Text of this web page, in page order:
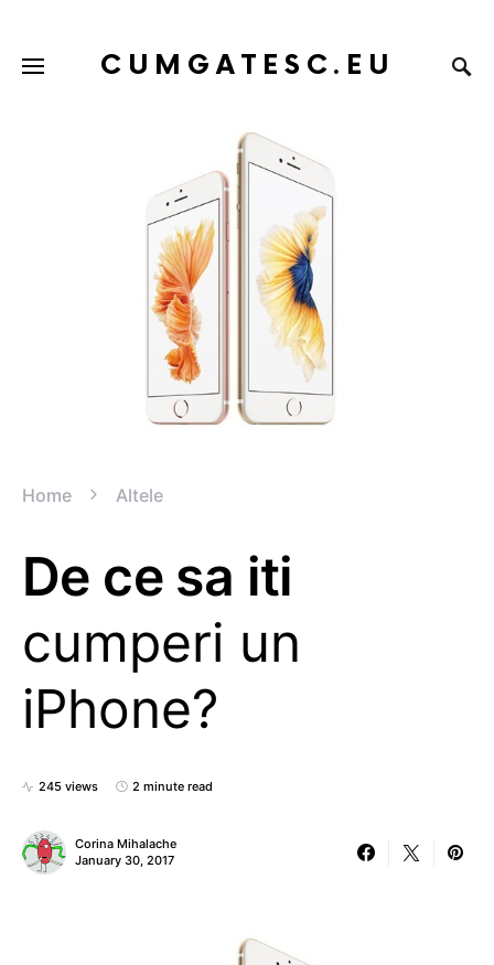
CUMGATESC.EU
Home Altele
De ce sa iti
cumperi un
iPhone?
245 views 2 minute read
Corina Mihalache
January 30, 2017